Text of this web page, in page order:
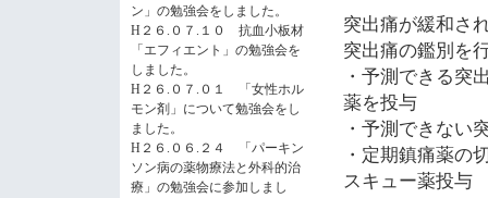
ン」の勉強会をしました。
H２６.０７.１０ 抗血小板材
「エフィエント」の勉強会を
しました。
H２６.０７.０１ 「女性ホル
モン剤」について勉強会をし
ました。
H２６.０６.２４ 「パーキン
ソン病の薬物療法と外科的治
療」の勉強会に参加しまし
突出痛が緩和さ
突出痛の鑑別を
・予測できる突
薬を投与
・予測できない
・定期鎮痛薬の
スキュー薬投与